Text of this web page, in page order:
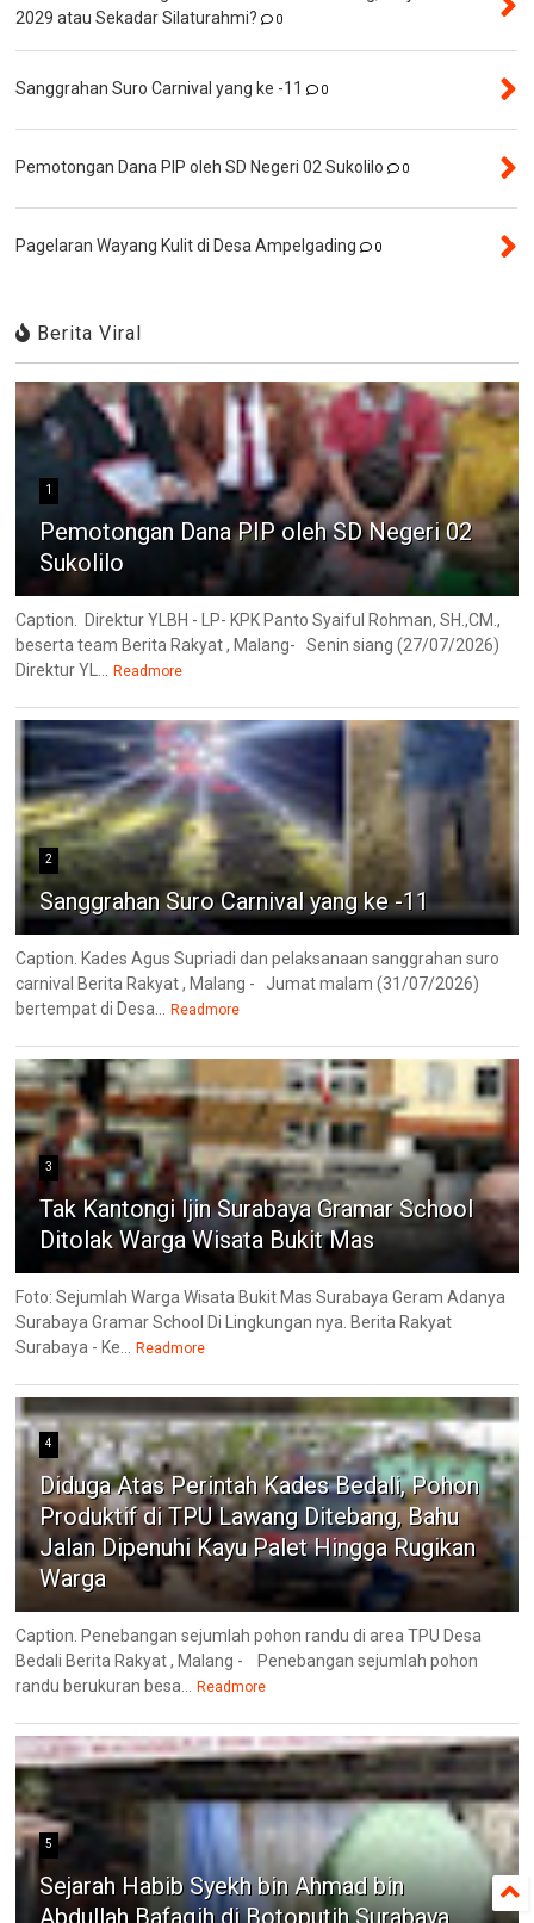
2029 atau Sekadar Silaturahmi?
0
Sanggrahan Suro Carnival yang ke -11 0
Pemotongan Dana PIP oleh SD Negeri 02 Sukolilo 0
Pagelaran Wayang Kulit di Desa Ampelgading 0
Berita Viral
1
Pemotongan Dana PIP oleh SD Negeri 02
Sukolilo
Caption. Direktur YLBH - LP- KPK Panto Syaiful Rohman, SH.,CM.,
beserta team Berita Rakyat , Malang- Senin siang (27/07/2026)
Direktur YL...
Readmore
2
Sanggrahan Suro Carnival yang ke -11
Caption. Kades Agus Supriadi dan pelaksanaan sanggrahan suro
carnival Berita Rakyat , Malang - Jumat malam (31/07/2026)
bertempat di Desa...
Readmore
3
Tak Kantongi Ijin Surabaya Gramar School
Ditolak Warga Wisata Bukit Mas
Foto: Sejumlah Warga Wisata Bukit Mas Surabaya Geram Adanya
Surabaya Gramar School Di Lingkungan nya. Berita Rakyat
Surabaya - Ke...
Readmore
4
Diduga Atas Perintah Kades Bedali, Pohon
Produktif di TPU Lawang Ditebang, Bahu
Jalan Dipenuhi Kayu Palet Hingga Rugikan
Warga
Caption. Penebangan sejumlah pohon randu di area TPU Desa
Bedali Berita Rakyat , Malang - Penebangan sejumlah pohon
randu berukuran besa...
Readmore
5
Sejarah Habib Syekh bin Ahmad bin
Abdullah Bafaqih di Botoputih Surabaya